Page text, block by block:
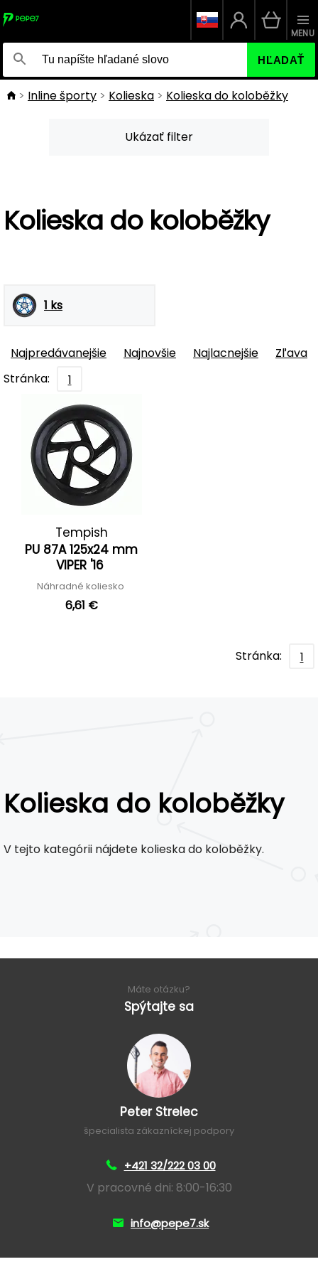
HĽADAŤ
MENU
Inline športy Kolieska Kolieska do koloběžky
Ukázať filter
Kolieska do koloběžky
1 ks
Najpredávanejšie Najnovšie Najlacnejšie
Zľava
Stránka:
1
Tempish
PU 87A 125x24 mm
VIPER '16
Náhradné koliesko
6,61 €
Stránka: 1
Kolieska do koloběžky
V tejto kategórii nájdete kolieska do koloběžky.
Máte otázku?
Spýtajte sa
Peter Strelec
špecialista zákazníckej podpory
+421 32/222 03 00
V pracovné dni: 8:00-16:30
info@pepe7.sk